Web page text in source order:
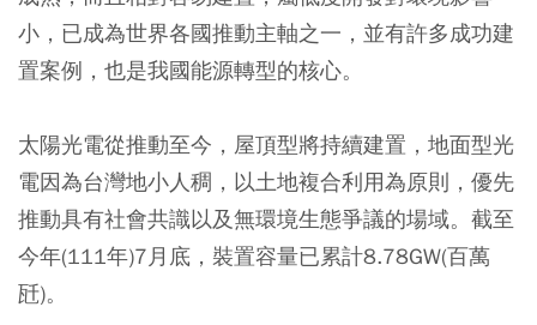
小，已成為世界各國推動主軸之一，並有許多成功建
置案例，也是我國能源轉型的核心。
太陽光電從推動至今，屋頂型將持續建置，地面型光
電因為台灣地小人稠，以土地複合利用為原則，優先
推動具有社會共識以及無環境生態爭議的場域。截至
今年(111年)7月底，裝置容量已累計8.78GW(百萬
瓩)。